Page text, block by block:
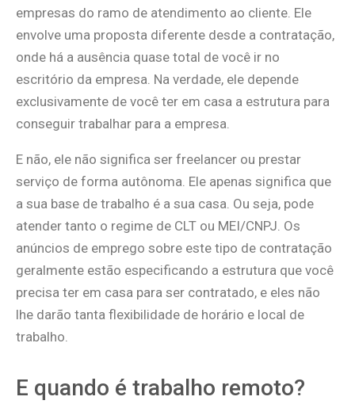
empresas do ramo de atendimento ao cliente. Ele
envolve uma proposta diferente desde a contratação,
onde há a ausência quase total de você ir no
escritório da empresa. Na verdade, ele depende
exclusivamente de você ter em casa a estrutura para
conseguir trabalhar para a empresa.
E não, ele não significa ser freelancer ou prestar
serviço de forma autônoma. Ele apenas significa que
a sua base de trabalho é a sua casa. Ou seja, pode
atender tanto o regime de CLT ou MEI/CNPJ. Os
anúncios de emprego sobre este tipo de contratação
geralmente estão especificando a estrutura que você
precisa ter em casa para ser contratado, e eles não
lhe darão tanta flexibilidade de horário e local de
trabalho.
E quando é trabalho remoto?